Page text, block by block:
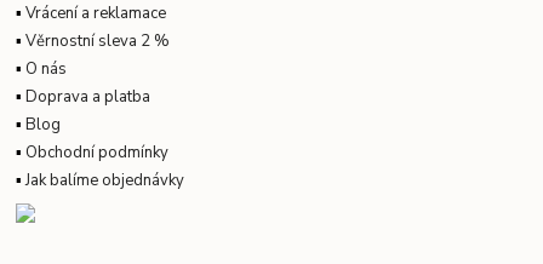
▪Vrácení a reklamace
▪Věrnostní sleva 2 %
▪ O nás
▪Doprava a platba
▪Blog
▪ Obchodní podmínky
▪Jak balíme objednávky